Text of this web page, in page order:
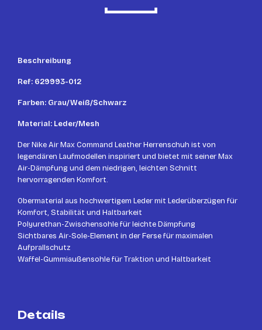
Beschreibung
Ref: 629993-012
Farben: Grau/Weiß/Schwarz
Material: Leder/Mesh
Der Nike Air Max Command Leather Herrenschuh ist von
legendären Laufmodellen inspiriert und bietet mit seiner Max
Air-Dämpfung und dem niedrigen, leichten Schnitt
hervorragenden Komfort.
Obermaterial aus hochwertigem Leder mit Lederüberzügen für
Komfort, Stabilität und Haltbarkeit
Polyurethan-Zwischensohle für leichte Dämpfung
Sichtbares Air-Sole-Element in der Ferse für maximalen
Aufprallschutz
Waffel-Gummiaußensohle für Traktion und Haltbarkeit
Details